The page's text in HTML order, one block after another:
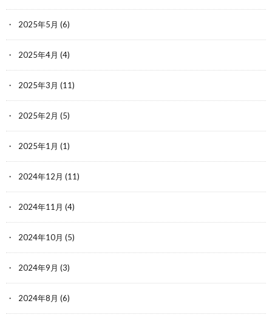
2025年5月 (6)
2025年4月 (4)
2025年3月 (11)
2025年2月 (5)
2025年1月 (1)
2024年12月 (11)
2024年11月 (4)
2024年10月 (5)
2024年9月 (3)
2024年8月 (6)